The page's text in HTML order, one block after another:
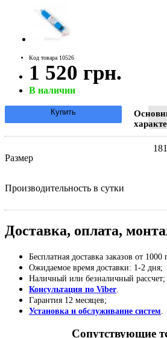
Код товара 10526
1 520 грн.
В наличии
Купить
Размер
Производительность в сутки
Доставка, оплата,
Бесплатная доставка заказов от 1000
Ожидаемое время доставки: 1-2 дня;
Наличный или безналичный рассчет;
Консультация по Viber
Гарантия 12 месяцев;
Установка и обслуживание систем
Сопутствующие